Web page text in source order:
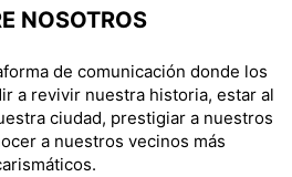
NOSOTROS
de comunicación donde los
a revivir nuestra historia, estar al
ciudad, prestigiar a nuestros
a nuestros vecinos más